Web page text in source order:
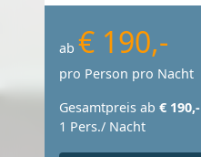
ab € 190,-
pro Person pro Nacht
Gesamtpreis ab € 190,-
1 Pers./ Nacht